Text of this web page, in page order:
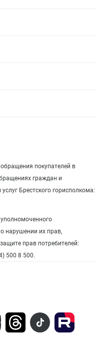
покупателей в
граждан и
Брестского горисполкома:
нарушении их прав,
прав потребителей:
500 8 500.